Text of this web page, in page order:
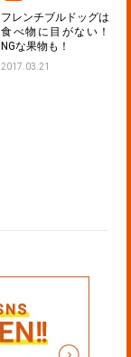
フレンチブルドッグは
食べ物に目がない！
NGな果物も！
2017.03.21